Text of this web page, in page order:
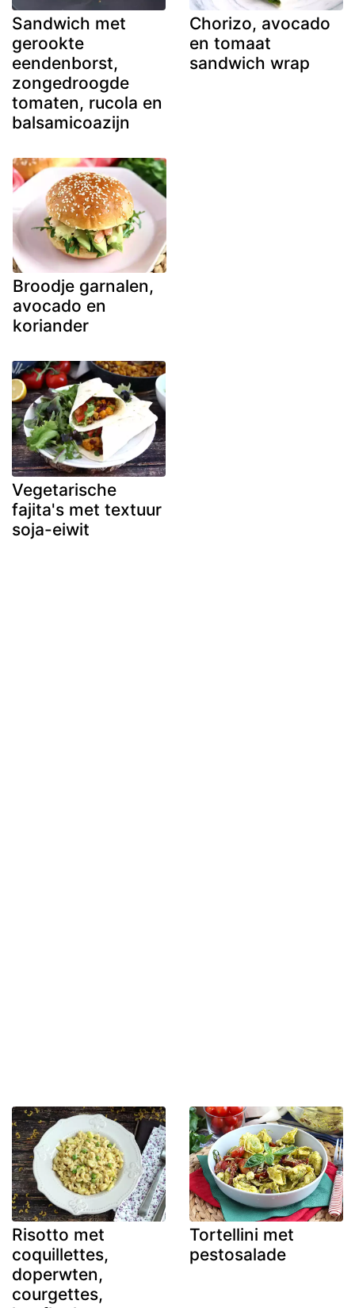
Sandwich met
gerookte
eendenborst,
zongedroogde
tomaten, rucola en
balsamicoazijn
Chorizo, avocado
en tomaat
sandwich wrap
Broodje garnalen,
avocado en
koriander
Vegetarische
fajita's met textuur
soja-eiwit
Risotto met
coquillettes,
doperwten,
courgettes,
Tortellini met
pestosalade